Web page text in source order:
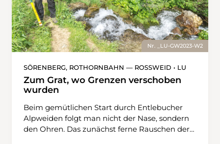
Nr. _LU-GW2023-W2
SÖRENBERG, ROTHORNBAHN — ROSSWEID • LU
Zum Grat, wo Grenzen verschoben
wurden
Beim gemütlichen Start durch Entlebucher
Alpweiden folgt man nicht der Nase, sondern
den Ohren. Das zunächst ferne Rauschen der